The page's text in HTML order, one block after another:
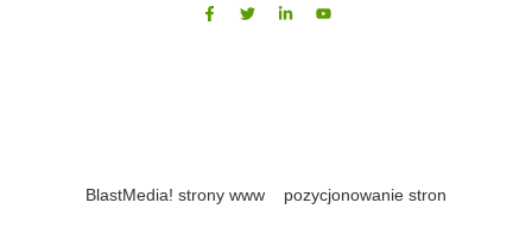
BlastMedia! strony www
pozycjonowanie stron